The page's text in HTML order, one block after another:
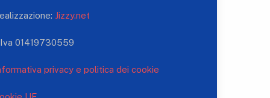
Jizzy.net
01419730559
privacy e politica dei cookie